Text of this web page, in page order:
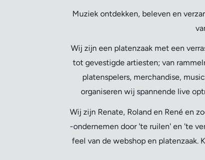
Muziek ontdekken, beleven en
Wij zijn een platenzaak met een
tot gevestigde artiesten; van
platenspelers, merchandise,
organiseren wij spannende live
Wij zijn Renate, Roland en René en
-ondernemen door 'te ruilen' en 'te
feel van de webshop en platenzaak.